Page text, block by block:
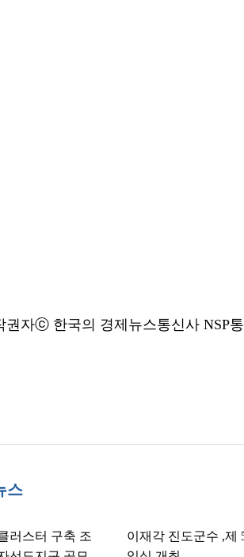
권자ⓒ 한국의 경제뉴스통신사 NSP
스
러스터 구축 조
이재각 진도군수 ,제